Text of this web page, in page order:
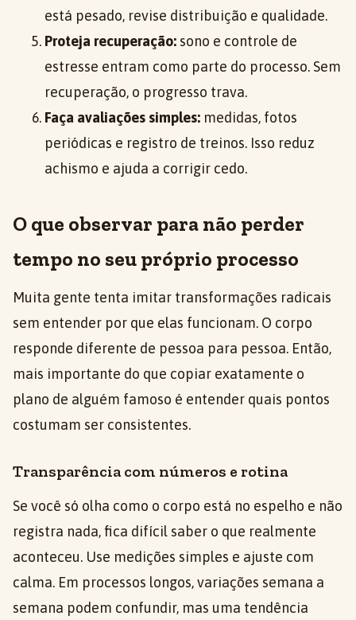
está pesado, revise distribuição e qualidade.
Proteja recuperação: sono e controle de
estresse entram como parte do processo. Sem
recuperação, o progresso trava.
Faça avaliações simples: medidas, fotos
periódicas e registro de treinos. Isso reduz
achismo e ajuda a corrigir cedo.
O que observar para não perder
tempo no seu próprio processo
Muita gente tenta imitar transformações radicais
sem entender por que elas funcionam. O corpo
responde diferente de pessoa para pessoa. Então,
mais importante do que copiar exatamente o
plano de alguém famoso é entender quais pontos
costumam ser consistentes.
Transparência com números e rotina
Se você só olha como o corpo está no espelho e não
registra nada, fica difícil saber o que realmente
aconteceu. Use medições simples e ajuste com
calma. Em processos longos, variações semana a
semana podem confundir, mas uma tendência